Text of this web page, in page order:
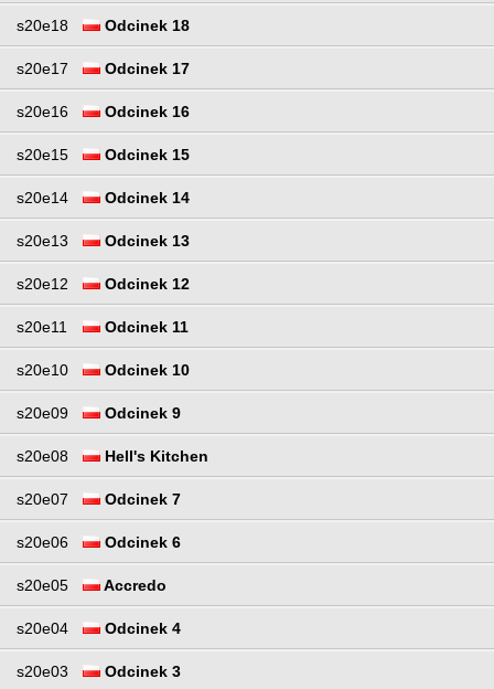
s20e18 Odcinek 18
s20e17 Odcinek 17
s20e16 Odcinek 16
s20e15 Odcinek 15
s20e14 Odcinek 14
s20e13 Odcinek 13
s20e12 Odcinek 12
s20e11 Odcinek 11
s20e10 Odcinek 10
s20e09 Odcinek 9
s20e08 Hell's Kitchen
s20e07 Odcinek 7
s20e06 Odcinek 6
s20e05 Accredo
s20e04 Odcinek 4
s20e03 Odcinek 3